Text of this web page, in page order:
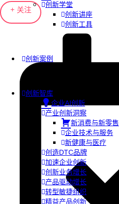
创新学堂
创新讲座
创新工具
创新案例
创新智库
企业AI创新
产业创新洞察
新消费与新零售
企业技术与服务
新健康与医疗
创造DTC品牌
加速企业创新
创新业务增长
产品驱动增长
转型敏捷组织
精益产品创新
+ 关注